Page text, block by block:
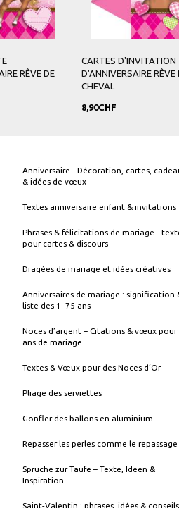
CHEVAL À L'EMPORTE-PIÈCE
ET
Anniversaire - Décoration, cartes,
& idées de vœux
Textes anniversaire enfant & invitations
Phrases & félicitations de mariage -
pour cartes & discours
Dragées de mariage et idées créatives
Anniversaires de mariage : signification
liste des 1–75 ans
Noces d’argent – Citations & vœux pour
ans de mariage
Textes & Vœux pour des Noces d’Or
Pliage des serviettes
Gonfler des ballons en aluminium
Repasser les perles comme le repassage
Sprüche zur Taufe – Texte, Ideen &
Inspiration
Saint-Valentin : phrases, idées & conseils